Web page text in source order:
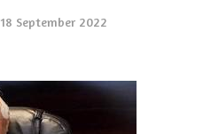
18 September 2022